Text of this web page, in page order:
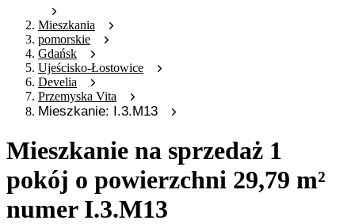
Mieszkania
pomorskie
Gdańsk
Ujeścisko-Łostowice
Develia
Przemyska Vita
Mieszkanie: I.3.M13
Mieszkanie na sprzedaż 1
pokój o powierzchni 29,79 m²
numer I.3.M13